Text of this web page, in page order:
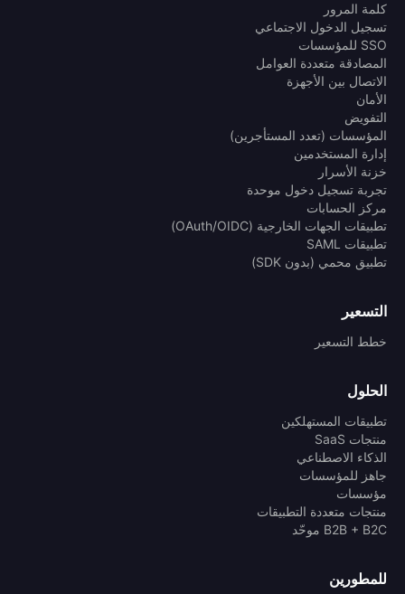
كلمة المرور
تسجيل الدخول الاجتماعي
SSO للمؤسسات
المصادقة متعددة العوامل
الاتصال بين الأجهزة
الأمان
التفويض
المؤسسات (تعدد المستأجرين)
إدارة المستخدمين
خزنة الأسرار
تجربة تسجيل دخول موحدة
مركز الحسابات
تطبيقات الجهات الخارجية (OAuth/OIDC)
تطبيقات SAML
تطبيق محمي (بدون SDK)
التسعير
خطط التسعير
الحلول
تطبيقات المستهلكين
منتجات SaaS
الذكاء الاصطناعي
جاهز للمؤسسات
مؤسسات
منتجات متعددة التطبيقات
B2B + B2C موحّد
للمطورين